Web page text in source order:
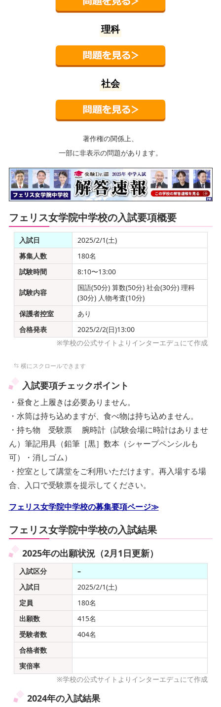
理科
社会
著作権の関係上、
一部に非表示の問題があります。
フェリス女学院中学校の入試要項概要
入試日
2025/2/1(土)
募集人数
180名
試験時間
8:10〜13:00
試験内容
国語(50分) 算数(50分) 社会(30分) 理科
(30分) 人物考査(10分)
保護者控室
あり
合格発表
2025/2/2(日)13:00
※学校の公式サイトよりインターエデュにて作成
入試要項チェックポイント
・昼食と上履きは必要ありません。
・水筒は持ち込めますが、食べ物は持ち込めません。
・持ち物 受験票 腕時計（試験会場に時計はありませ
ん）筆記用具（鉛筆［黒］数本（シャープペンシルも
可）・消しゴム）
・控室として講堂をご利用いただけます。再入場する場
合、入口で受験票を提示してください。
フェリス女学院中学校の募集要項ページ≫
フェリス女学院中学校の入試結果
2025年の出願状況（2月1日更新）
入試区分
–
入試日
2025/2/1(土)
定員
180名
出願数
415名
受験者数
404名
合格者数
実倍率
※学校の公式サイトよりインターエデュにて作成
2024年の入試結果